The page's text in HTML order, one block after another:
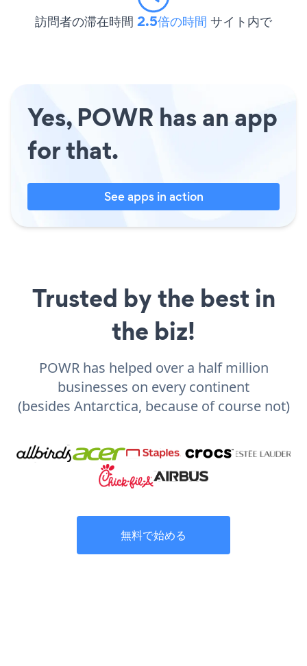
訪問者の滞在時間 2.5倍の時間 サイト内で
Yes, POWR has an app
for that.
See apps in action
Trusted by the best in
the biz!
POWR has helped over a half million
businesses on every continent
(besides Antarctica, because of course not)
無料で始める